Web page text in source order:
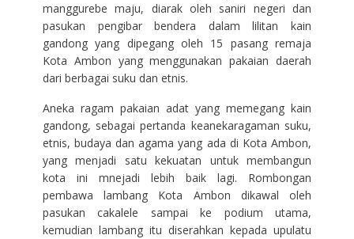
manggurebe maju, diarak oleh saniri negeri dan
pasukan pengibar bendera dalam lilitan kain
gandong yang dipegang oleh 15 pasang remaja
Kota Ambon yang menggunakan pakaian daerah
dari berbagai suku dan etnis.
Aneka ragam pakaian adat yang memegang kain
gandong, sebagai pertanda keanekaragaman suku,
etnis, budaya dan agama yang ada di Kota Ambon,
yang menjadi satu kekuatan untuk membangun
kota ini mnejadi lebih baik lagi. Rombongan
pembawa lambang Kota Ambon dikawal oleh
pasukan cakalele sampai ke podium utama,
kemudian lambang itu diserahkan kepada upulatu